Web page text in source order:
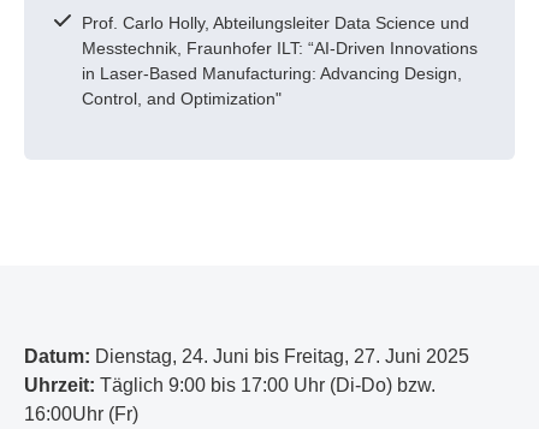
Prof. Carlo Holly, Abteilungsleiter Data Science und
Messtechnik, Fraunhofer ILT: “AI-Driven Innovations
in Laser-Based Manufacturing: Advancing Design,
Control, and Optimization"
Datum: Dienstag, 24. Juni bis Freitag, 27. Juni 2025
Uhrzeit: Täglich 9:00 bis 17:00 Uhr (Di-Do) bzw.
16:00Uhr (Fr)